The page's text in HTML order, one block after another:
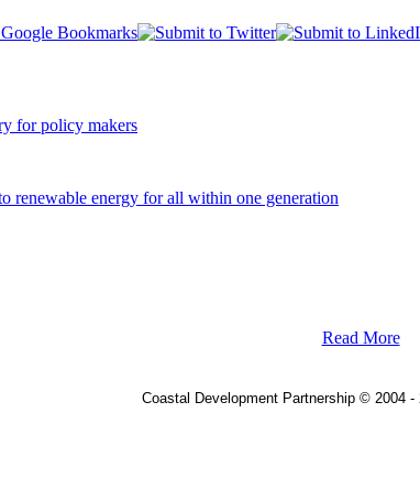
for policy makers
renewable energy for all within one generation
Read More
Coastal Development Partnership © 2004 -